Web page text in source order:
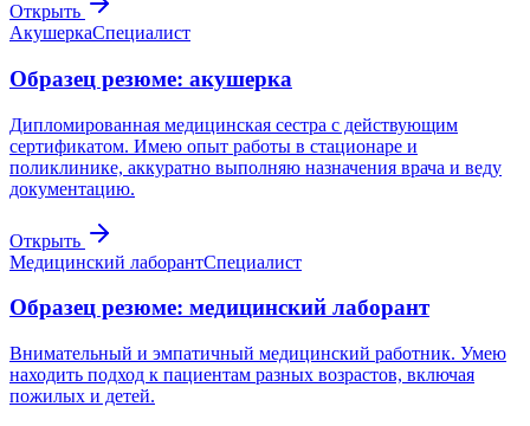
Открыть
АкушеркаСпециалист
Образец резюме: акушерка
Дипломированная медицинская сестра с действующим
сертификатом. Имею опыт работы в стационаре и
поликлинике, аккуратно выполняю назначения врача и веду
документацию.
Открыть
Медицинский лаборантСпециалист
Образец резюме: медицинский лаборант
Внимательный и эмпатичный медицинский работник. Умею
находить подход к пациентам разных возрастов, включая
пожилых и детей.